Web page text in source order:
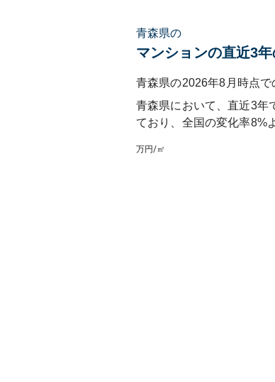
青森県の
マンションの直近3
青森県の2026年8月時点で
青森県において、直近3年
ており
全国の変化率8%
万円/㎡